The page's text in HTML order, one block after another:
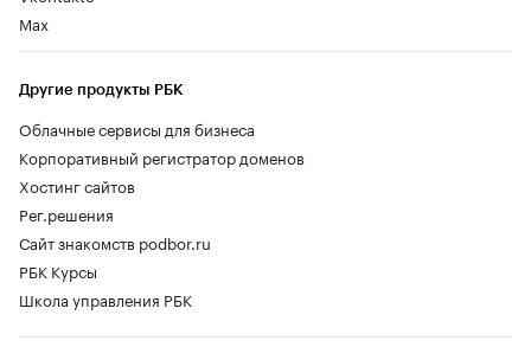
Max
Другие продукты РБК
Облачные сервисы для бизнеса
Корпоративный регистратор доменов
Хостинг сайтов
Рег.решения
Сайт знакомств podbor.ru
РБК Курсы
Школа управления РБК